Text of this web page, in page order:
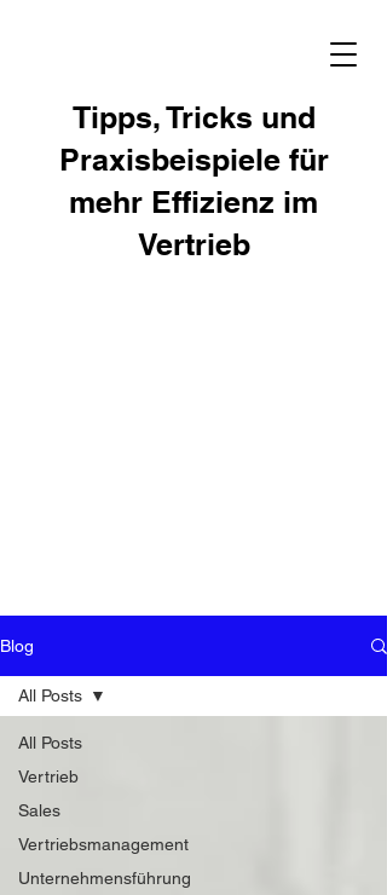
Tipps, Tricks und
Praxisbeispiele für
mehr Effizienz im
Vertrieb
Blog
All Posts
Vertrieb
Sales
Vertriebsmanagement
Unternehmensführung
All Posts